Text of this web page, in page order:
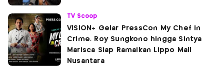
TV Scoop
VISION+ Gelar PressCon My Chef in
Crime, Roy Sungkono hingga Sintya
Marisca Siap Ramaikan Lippo Mall
Nusantara